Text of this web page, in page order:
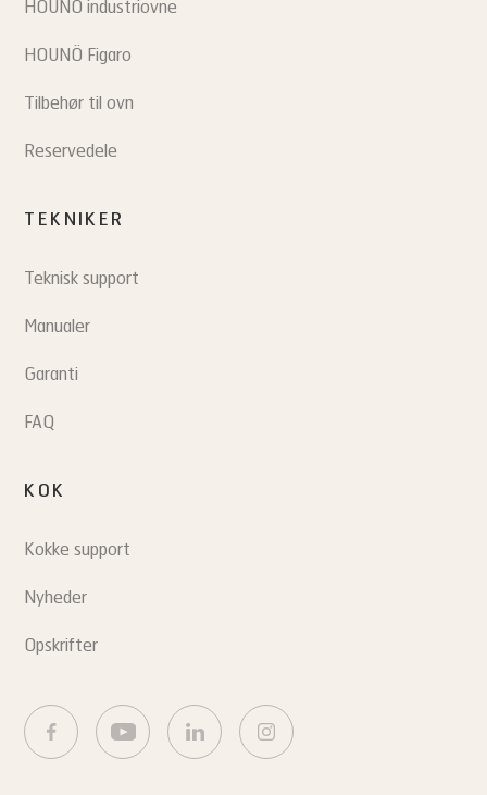
HOUNÖ industriovne
HOUNÖ Figaro
Tilbehør til ovn
Reservedele
TEKNIKER
Teknisk support
Manualer
Garanti
FAQ
KOK
Kokke support
Nyheder
Opskrifter